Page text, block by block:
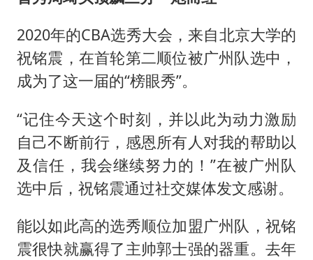
几元成本的AI广告导致千万市值蒸发
商场现钱学森巨幅海报 负责人回应
乐享全民健身 共筑健康中国
2020年的CBA选秀大会，来自北京大学的
祝铭震，在首轮第二顺位被广州队选中，
成为了这一届的“榜眼秀”。
“记住今天这个时刻，并以此为动力激励
自己不断前行，感恩所有人对我的帮助以
及信任，我会继续努力的！”在被广州队
选中后，祝铭震通过社交媒体发文感谢。
能以如此高的选秀顺位加盟广州队，祝铭
震很快就赢得了主帅郭士强的器重。去年